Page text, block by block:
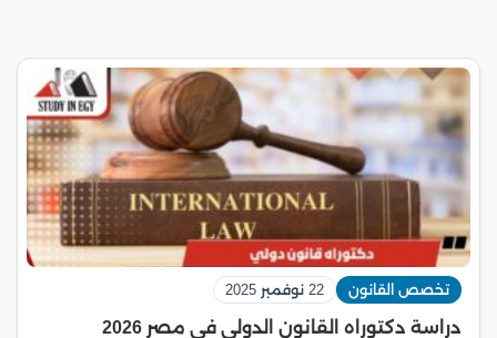
تخصص القانون 22 نوفمبر 2025
دراسة دكتوراه القانون الدولي في مصر 2026